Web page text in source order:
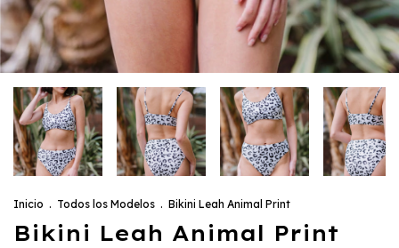
Inicio . Todos los Modelos . Bikini Leah Animal Print
Bikini Leah Animal Print